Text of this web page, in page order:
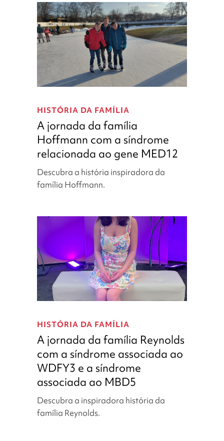
jornada
da
família
Hoffmann
com
síndrome
relacionada
MED12
HISTÓRIA DA FAMÍLIA
A jornada da família
Hoffmann com a síndrome
relacionada ao gene MED12
Descubra a história inspiradora da
família Hoffmann.
jornada
da
família
Reynolds
com
a
associada
ao
HISTÓRIA DA FAMÍLIA
A jornada da família Reynolds
com a síndrome associada ao
WDFY3 e a síndrome
associada ao MBD5
Descubra a inspiradora história da
família Reynolds.